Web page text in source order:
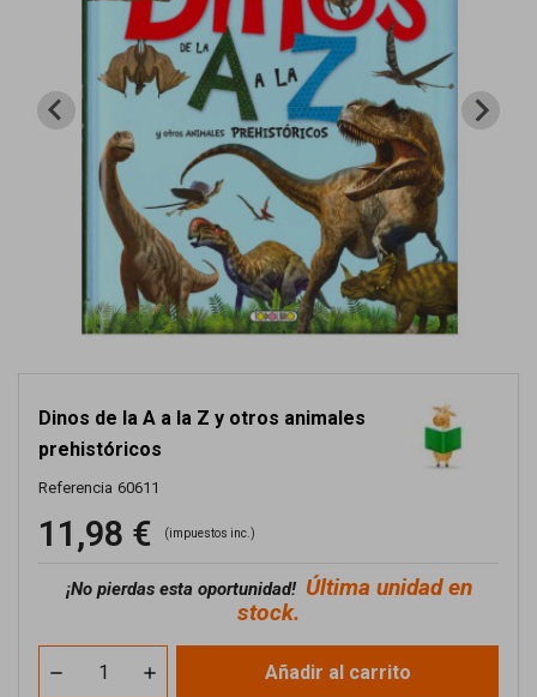
Dinos de la A a la Z y otros animales
prehistóricos
Referencia 60611
11,98 € (impuestos inc.)
¡No pierdas esta oportunidad! Última unidad en
stock.
Añadir al carrito